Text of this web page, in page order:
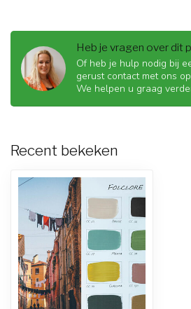
Heb je vragen over dit
Of heb je hulp nodig bij
gerust contact met ons
We helpen u graag
Recent bekeken